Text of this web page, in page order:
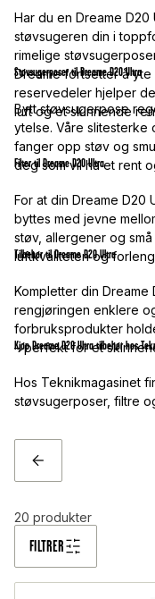
Har du en Dreame
støvsugeren din i
rimelige
Dreame fortsetter å
reservedeler hjelper
luft og et skinnende
Støvsugerposer til Dreame D20 Ultra
Bytt støvsugerpose
ytelse. Våre slitesterke
fanger opp støv og
deg som vil ha et rent
Filter til Dreame D20 Ultra
For at din Dreame
byttes med jevne
støv, allergener og
luftkvaliteten og
Tilbehør til Dreame D20 Ultra
Kompletter din Dreame
rengjøringen enklere
forbruksprodukter
– perfekt for et
Kjøp Dreame D20 Ultra tilbehør hos
Hos Teknikmagasinet
støvsugerposer, filtre
gratis fraktalternativer
din i toppform lenger
TILBAKE
FILTRER
20 produkter